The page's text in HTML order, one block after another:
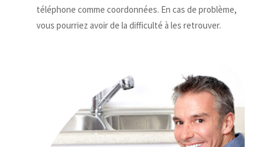
téléphone comme coordonnées. En cas de problème,
vous pourriez avoir de la difficulté à les retrouver.